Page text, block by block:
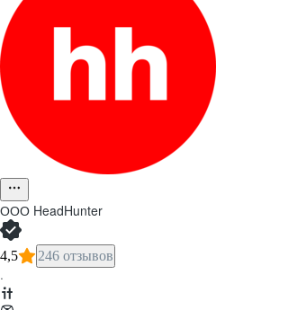
ООО HeadHunter
4,5 246 отзывов
·